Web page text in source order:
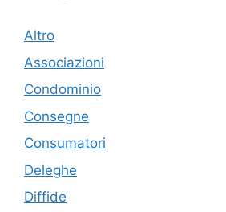
Altro
Associazioni
Condominio
Consegne
Consumatori
Deleghe
Diffide